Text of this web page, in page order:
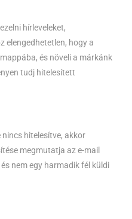
hírleveleket,
elengedhetetlen, hogy a
és növeli a márkánk
tudj hitelesített
hitelesítve, akkor
megmutatja az e-mail
nem egy harmadik fél küldi